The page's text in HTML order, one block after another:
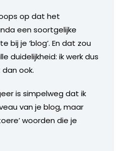
op dat het
een soortgelijke
bij je ‘blog’. En dat zou
duidelijkheid: ik werk dus
ook.
is simpelweg dat ik
van je blog, maar
woorden die je